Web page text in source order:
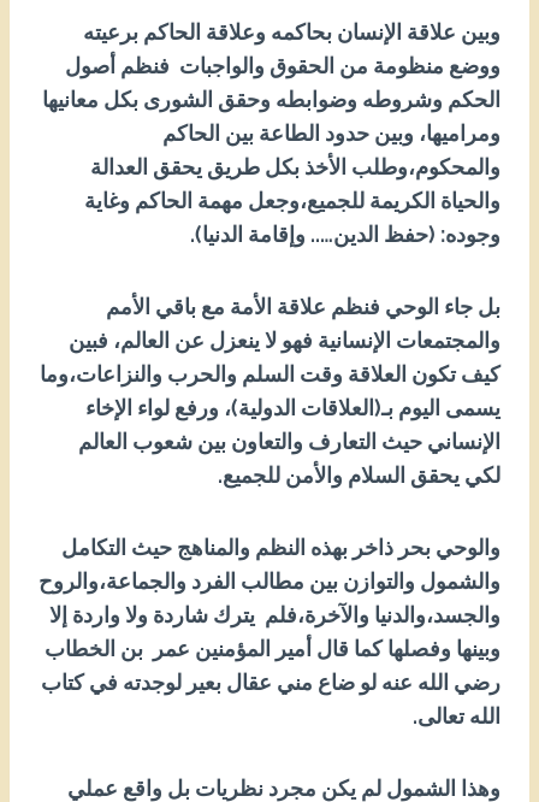
وبين علاقة الإنسان بحاكمه وعلاقة الحاكم برعيته
ووضع منظومة من الحقوق والواجبات فنظم أصول
الحكم وشروطه وضوابطه وحقق الشورى بكل معانيها
ومراميها، وبين حدود الطاعة بين الحاكم
والمحكوم،وطلب الأخذ بكل طريق يحقق العدالة
والحياة الكريمة للجميع،وجعل مهمة الحاكم وغاية
وجوده: (حفظ الدين….. وإقامة الدنيا).
بل جاء الوحي فنظم علاقة الأمة مع باقي الأمم
والمجتمعات الإنسانية فهو لا ينعزل عن العالم، فبين
كيف تكون العلاقة وقت السلم والحرب والنزاعات،وما
يسمى اليوم بـ(العلاقات الدولية)، ورفع لواء الإخاء
الإنساني حيث التعارف والتعاون بين شعوب العالم
لكي يحقق السلام والأمن للجميع.
والوحي بحر ذاخر بهذه النظم والمناهج حيث التكامل
والشمول والتوازن بين مطالب الفرد والجماعة،والروح
والجسد،والدنيا والآخرة،فلم يترك شاردة ولا واردة إلا
وبينها وفصلها كما قال أمير المؤمنين عمر بن الخطاب
رضي الله عنه لو ضاع مني عقال بعير لوجدته في كتاب
الله تعالى.
وهذا الشمول لم يكن مجرد نظريات بل واقع عملي